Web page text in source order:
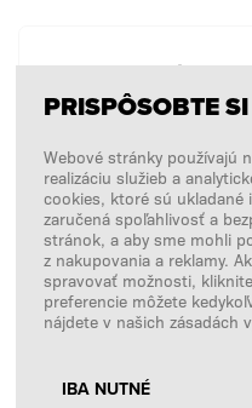
Chcem zadať
NÁKUPY
PRISPÔSOBTE
Webové stránky používajú
realizáciu služieb a
cookies, ktoré sú ukladané
zaručená spoľahlivosť a
stránok, a aby sme mohli
z nakupovania a reklamy.
spravovať možnosti,
preferencie môžete
nájdete v našich zásadách
IBA NUTNÉ